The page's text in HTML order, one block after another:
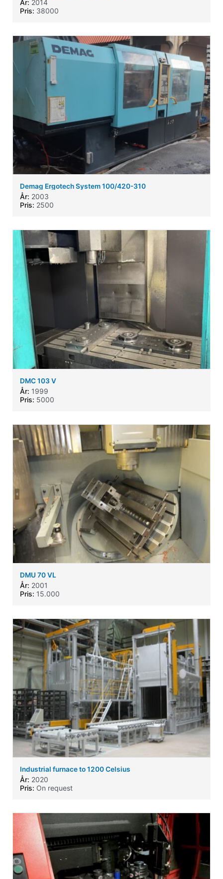
År: 2014
Pris: 38000
Demag Ergotech System 100/420-310
År: 2003
Pris: 2500
DMC 103 V
År: 1999
Pris: 5000
DMU 70 VL
År: 2001
Pris: 15.000
Industrial furnace to 1200 Celsius
År: 2020
Pris: On request